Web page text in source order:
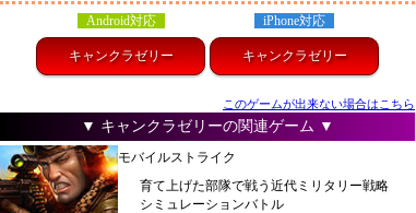
Android対応
キャンクラゼリー
iPhone対応
キャンクラゼリー
このゲームが出来ない場合はこちら
▼ キャンクラゼリーの関連ゲーム ▼
モバイルストライク
育て上げた部隊で戦う近代ミリタリー戦略
シミュレーションバトル